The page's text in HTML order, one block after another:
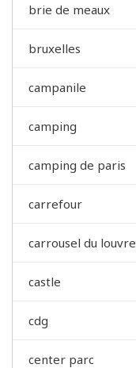
brie de meaux
bruxelles
campanile
camping
camping de paris
carrefour
carrousel du louvre
castle
cdg
center parc